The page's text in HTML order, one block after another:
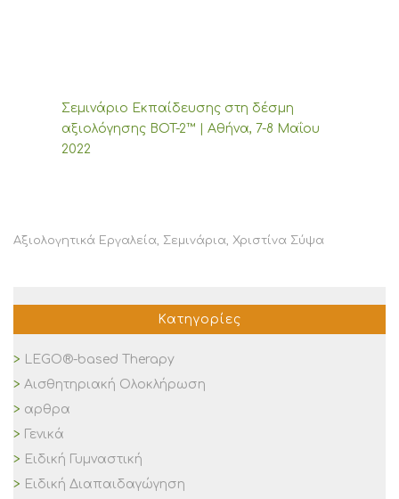
Σεμινάριο Εκπαίδευσης στη δέσμη
αξιολόγησης BOT-2™ | Αθήνα, 7-8 Μαΐου
2022
Αξιολογητικά Εργαλεία, Σεμινάρια, Χριστίνα Σύψα
Κατηγορίες
LEGO®-based Therapy
Αισθητηριακή Ολοκλήρωση
αρθρα
Γενικά
Ειδική Γυμναστική
Ειδική Διαπαιδαγώγηση